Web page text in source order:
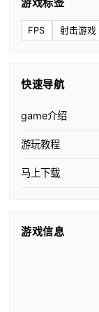
FPS 射击游戏
快速导航
game介绍
游玩教程
马上下载
游戏信息